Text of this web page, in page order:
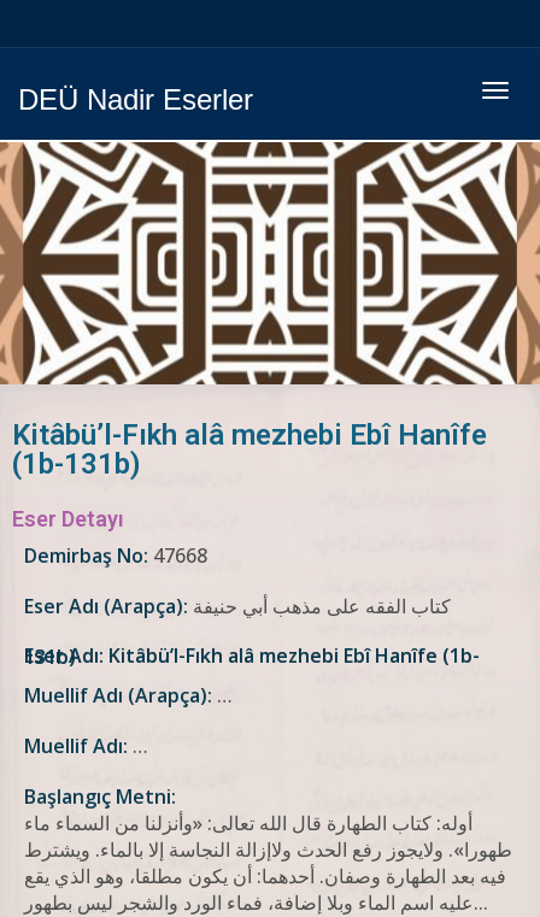
DEÜ Nadir Eserler
Kitâbü’l-Fıkh alâ mezhebi Ebî Hanîfe
(1b-131b)
Eser Detayı
Demirbaş No: 47668
Eser Adı (Arapça): کتاب الفقه علی مذهب أبي حنیفة
Eser Adı: Kitâbü’l-Fıkh alâ mezhebi Ebî Hanîfe (1b-131b)
Muellif Adı (Arapça): …
Muellif Adı: …
Başlangıç Metni:
أوله: كتاب الطهارة قال الله تعالى: «وأنزلنا من السماء ماء
طهورا». ولايجوز رفع الحدث ولاإزالة النجاسة إلا بالماء. ويشترط
فيه بعد الطهارة وصفان. أحدهما: أن يكون مطلقا، وهو الذي يقع
عليه اسم الماء وبلا إضافة، فماء الورد والشجر ليس بطهور...